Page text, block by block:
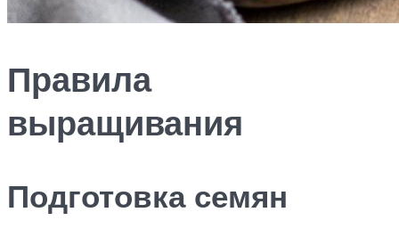
Правила
выращивания
Подготовка семян